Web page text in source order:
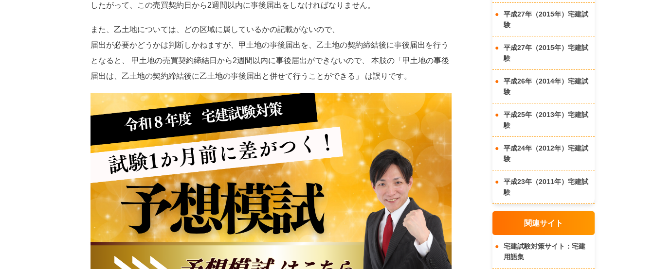
したがって、この売買契約日から2週間以内に事後届出をしなければなりません。
また、乙土地については、どの区域に属しているかの記載がないので、
届出が必要かどうかは判断しかねますが、甲土地の事後届出を、乙土地の契約締結後に事後届出を行う
となると、 甲土地の売買契約締結日から2週間以内に事後届出ができないので、 本肢の「甲土地の事後
届出は、乙土地の契約締結後に乙土地の事後届出と併せて行うことができる」 は誤りです。
平成27年（2015年）宅建試
験
平成27年（2015年）宅建試
験
平成26年（2014年）宅建試
験
平成25年（2013年）宅建試
験
平成24年（2012年）宅建試
験
平成23年（2011年）宅建試
験
関連サイト
宅建試験対策サイト：宅建
用語集